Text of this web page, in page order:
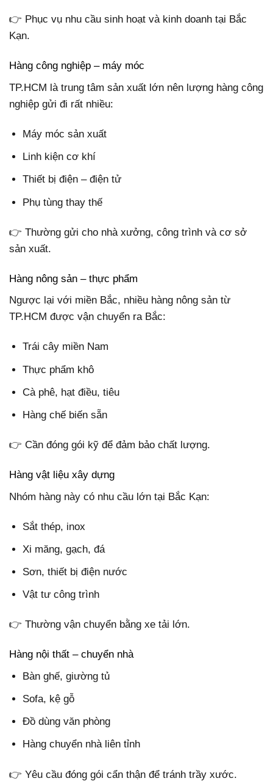
👉 Phục vụ nhu cầu sinh hoạt và kinh doanh tại Bắc
Kạn.
Hàng công nghiệp – máy móc
TP.HCM là trung tâm sản xuất lớn nên lượng hàng công
nghiệp gửi đi rất nhiều:
Máy móc sản xuất
Linh kiện cơ khí
Thiết bị điện – điện tử
Phụ tùng thay thế
👉 Thường gửi cho nhà xưởng, công trình và cơ sở
sản xuất.
Hàng nông sản – thực phẩm
Ngược lại với miền Bắc, nhiều hàng nông sản từ
TP.HCM được vận chuyển ra Bắc:
Trái cây miền Nam
Thực phẩm khô
Cà phê, hạt điều, tiêu
Hàng chế biến sẵn
👉 Cần đóng gói kỹ để đảm bảo chất lượng.
Hàng vật liệu xây dựng
Nhóm hàng này có nhu cầu lớn tại Bắc Kạn:
Sắt thép, inox
Xi măng, gạch, đá
Sơn, thiết bị điện nước
Vật tư công trình
👉 Thường vận chuyển bằng xe tải lớn.
Hàng nội thất – chuyển nhà
Bàn ghế, giường tủ
Sofa, kệ gỗ
Đồ dùng văn phòng
Hàng chuyển nhà liên tỉnh
👉 Yêu cầu đóng gói cẩn thận để tránh trầy xước.